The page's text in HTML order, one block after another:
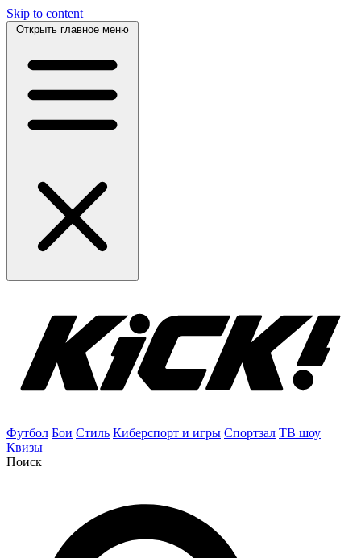
Skip to content
Открыть главное меню
Футбол Бои Стиль Киберспорт и игры Спортзал ТВ шоу
Квизы
Поиск